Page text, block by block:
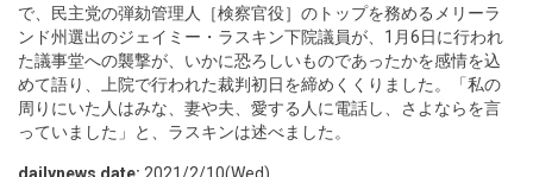
で、民主党の弾劾管理人［検察官役］のトップを務めるメリーラ
ンド州選出のジェイミー・ラスキン下院議員が、1月6日に行われ
た議事堂への襲撃が、いかに恐ろしいものであったかを感情を込
めて語り、上院で行われた裁判初日を締めくくりました。「私の
周りにいた人はみな、妻や夫、愛する人に電話し、さよならを言
っていました」と、ラスキンは述べました。